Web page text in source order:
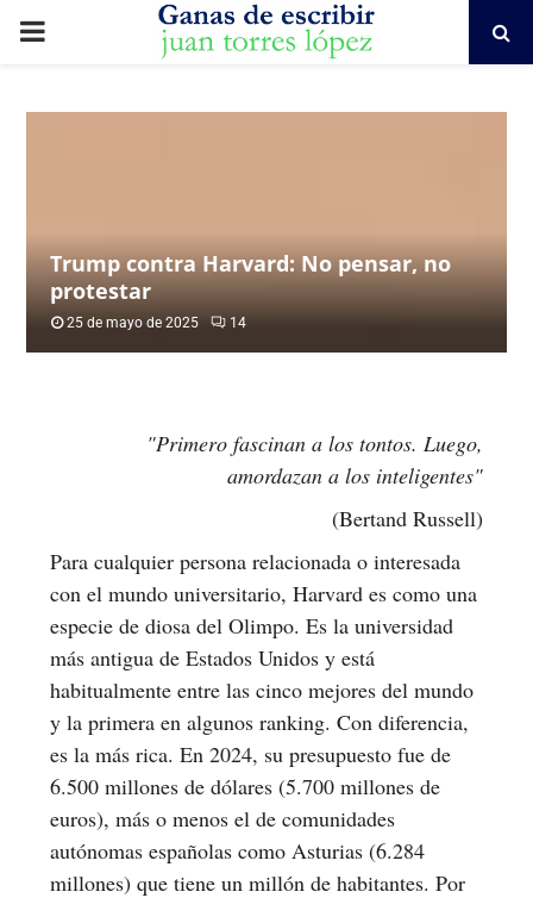
PRIMARY
Trump contra Harvard: No pensar, no
protestar
25 de mayo de 2025 14
"Primero fascinan a los tontos. Luego,
amordazan a los inteligentes"
(Bertand Russell)
Para cualquier persona relacionada o interesada
con el mundo universitario, Harvard es como una
especie de diosa del Olimpo. Es la universidad
más antigua de Estados Unidos y está
habitualmente entre las cinco mejores del mundo
y la primera en algunos ranking. Con diferencia,
es la más rica. En 2024, su presupuesto fue de
6.500 millones de dólares (5.700 millones de
euros), más o menos el de comunidades
autónomas españolas como Asturias (6.284
millones) que tiene un millón de habitantes. Por